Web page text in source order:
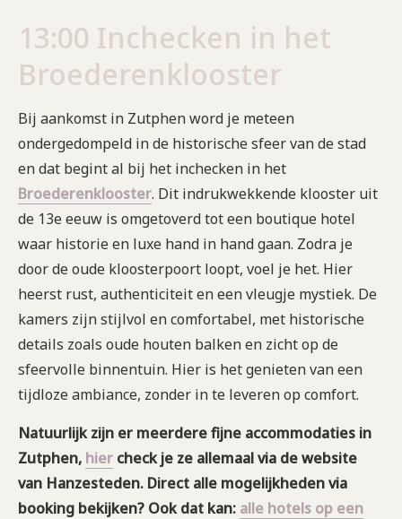
13:00 Inchecken in het
Broederenklooster
Bij aankomst in Zutphen word je meteen
ondergedompeld in de historische sfeer van de stad
en dat begint al bij het inchecken in het
Broederenklooster. Dit indrukwekkende klooster uit
de 13e eeuw is omgetoverd tot een boutique hotel
waar historie en luxe hand in hand gaan. Zodra je
door de oude kloosterpoort loopt, voel je het. Hier
heerst rust, authenticiteit en een vleugje mystiek. De
kamers zijn stijlvol en comfortabel, met historische
details zoals oude houten balken en zicht op de
sfeervolle binnentuin. Hier is het genieten van een
tijdloze ambiance, zonder in te leveren op comfort.
Natuurlijk zijn er meerdere fijne accommodaties in
Zutphen, hier check je ze allemaal via de website
van Hanzesteden. Direct alle mogelijkheden via
booking bekijken? Ook dat kan: alle hotels op een